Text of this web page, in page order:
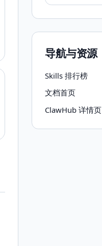
导航与资源
Skills 排行榜
文档首页
ClawHub 详情页